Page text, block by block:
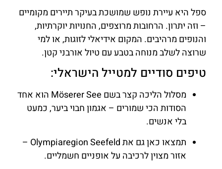
ספל היא עיירת נופש שמושכת בעיקר תיירים מקומיים
– וזה יתרון. הרחובות מרוצפים, החנויות יוקרתיות,
והנופים מרהיבים. המקום אידיאלי לזוגות, או למי
שרוצה לשלב מנוחה בטבע עם טיול אורבני קטן.
טיפים סודיים למטייל הישראלי:
מסלול הליכה קצר בשם Möserer See הוא אחד
הסודות הכי שמורים – אגמון חבוי ביער, כמעט
בלי אנשים.
תמצאו כאן גם את Olympiaregion Seefeld –
אזור מצוין לרכיבה על אופניים חשמליים.